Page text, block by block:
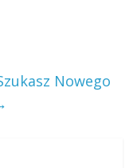
Nowego